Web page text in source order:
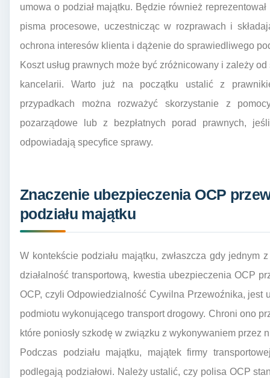
umowa o podział majątku. Będzie również
pisma procesowe, uczestnicząc w rozprawach i
ochrona interesów klienta i dążenie do sprawiedliwego
Koszt usług prawnych może być zróżnicowany i zależy
kancelarii. Warto już na początku ustalić z
przypadkach można rozważyć skorzystanie z
pozarządowe lub z bezpłatnych porad prawnych,
odpowiadają specyfice sprawy.
Znaczenie ubezpieczenia OCP
podziału majątku
W kontekście podziału majątku, zwłaszcza gdy jednym
działalność transportową, kwestia ubezpieczenia OCP
OCP, czyli Odpowiedzialność Cywilna Przewoźnika, jest
podmiotu wykonującego transport drogowy. Chroni ono
które poniosły szkodę w związku z wykonywaniem przez
Podczas podziału majątku, majątek firmy
podlegają podziałowi. Należy ustalić, czy polisa OCP